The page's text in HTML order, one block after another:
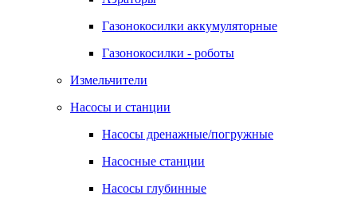
Газонокосилки аккумуляторные
Газонокосилки - роботы
Измельчители
Насосы и станции
Насосы дренажные/погружные
Насосные станции
Насосы глубинные